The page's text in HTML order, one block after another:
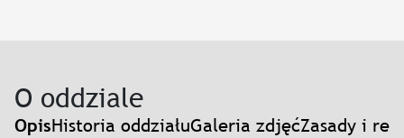
O oddziale
OpisHistoria oddziałuGaleria zdjęćZasady i